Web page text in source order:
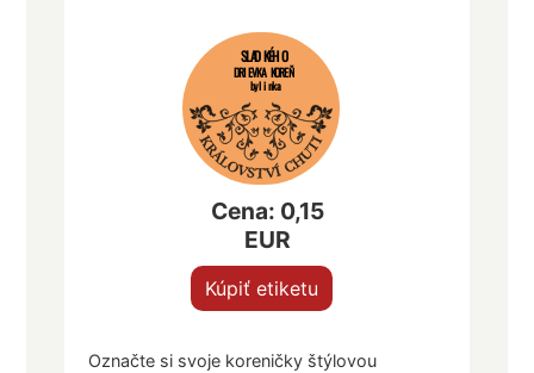
SLADKÉHO
DRIEVKA KOREŇ
bylinka
Cena: 0,15
EUR
Kúpiť etiketu
Označte si svoje koreničky štýlovou